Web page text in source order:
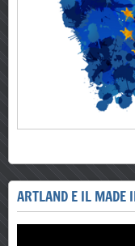
ARTLAND E IL MADE